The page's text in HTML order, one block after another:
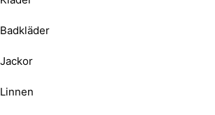
Badkläder
Jackor
Linnen